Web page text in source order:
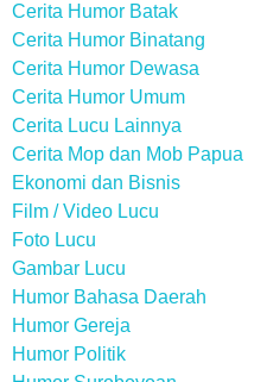
Cerita Humor Batak
Cerita Humor Binatang
Cerita Humor Dewasa
Cerita Humor Umum
Cerita Lucu Lainnya
Cerita Mop dan Mob Papua
Ekonomi dan Bisnis
Film / Video Lucu
Foto Lucu
Gambar Lucu
Humor Bahasa Daerah
Humor Gereja
Humor Politik